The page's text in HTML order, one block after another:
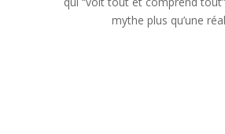
mythe plus qu’une